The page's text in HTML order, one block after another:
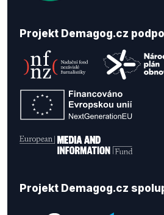
Projekt Demagog.cz
Projekt Demagog.cz